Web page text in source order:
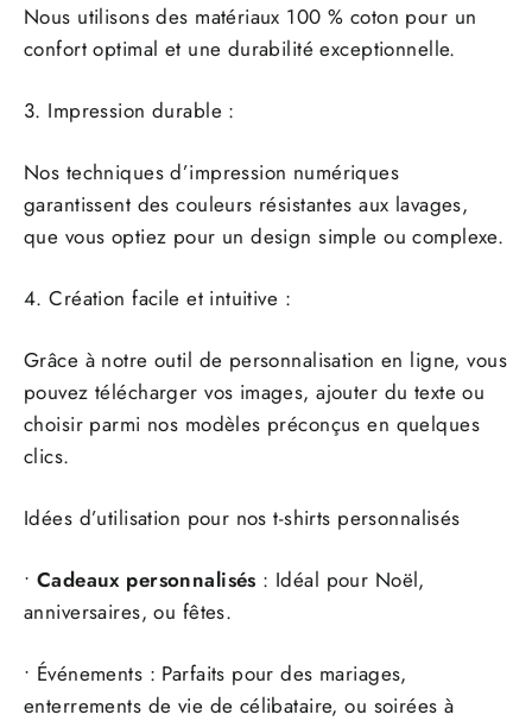
Nous utilisons des matériaux 100 % coton pour un
confort optimal et une durabilité exceptionnelle.
3. Impression durable :
Nos techniques d’impression numériques
garantissent des couleurs résistantes aux lavages,
que vous optiez pour un design simple ou complexe.
4. Création facile et intuitive :
Grâce à notre outil de personnalisation en ligne, vous
pouvez télécharger vos images, ajouter du texte ou
choisir parmi nos modèles préconçus en quelques
clics.
Idées d’utilisation pour nos t-shirts personnalisés
• Cadeaux personnalisés : Idéal pour Noël,
anniversaires, ou fêtes.
• Événements : Parfaits pour des mariages,
enterrements de vie de célibataire, ou soirées à